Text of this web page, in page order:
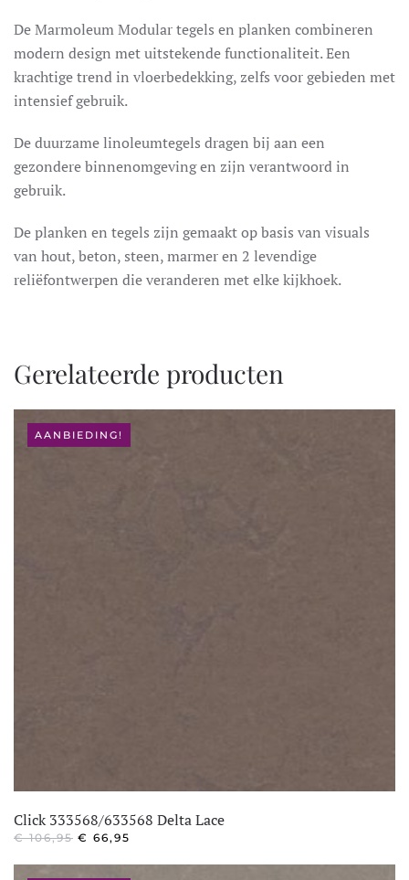
De Marmoleum Modular tegels en planken combineren
modern design met uitstekende functionaliteit. Een
krachtige trend in vloerbedekking, zelfs voor gebieden met
intensief gebruik.
De duurzame linoleumtegels dragen bij aan een
gezondere binnenomgeving en zijn verantwoord in
gebruik.
De planken en tegels zijn gemaakt op basis van visuals
van hout, beton, steen, marmer en 2 levendige
reliëfontwerpen die veranderen met elke kijkhoek.
Gerelateerde producten
AANBIEDING!
Click 333568/633568 Delta Lace
€106,95 OORSPRONKELIJKE
€ 66,95